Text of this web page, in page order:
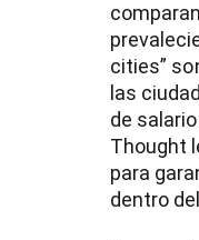
cities”
las
de
Thought
para
dentro